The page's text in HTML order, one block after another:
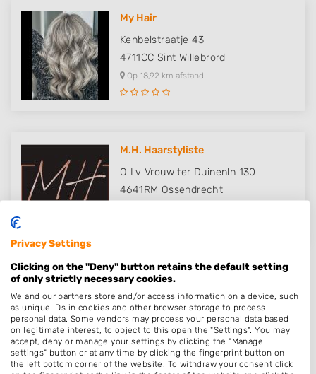
My Hair
Kenbelstraatje 43
4711CC Sint Willebrord
Op 18,92 km afstand
M.H. Haarstyliste
O Lv Vrouw ter Duinenln 130
4641RM Ossendrecht
Plaatsen in de buurt
De Heen
Lepelstraat
Privacy Settings
Clicking on the "Deny" button retains the default setting
of only strictly necessary cookies.
We and our partners store and/or access information on a device, such
as unique IDs in cookies and other browser storage to process
personal data. Some vendors may process your personal data based
on legitimate interest, to object to this open the "Settings". You may
accept, deny or manage your settings by clicking the "Manage
settings" button or at any time by clicking the fingerprint button on
the left bottom corner of the website. To withdraw your consent click